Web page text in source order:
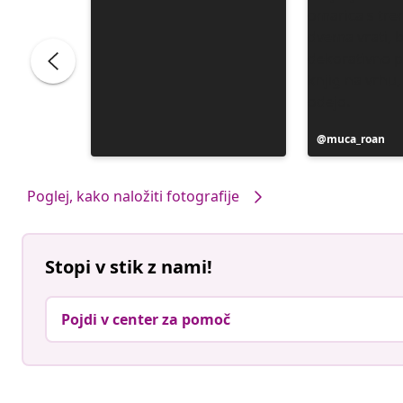
Objavo
je
muca_roan
Poglej, kako naložiti fotografije
Stopi v stik z nami!
Pojdi v center za pomoč